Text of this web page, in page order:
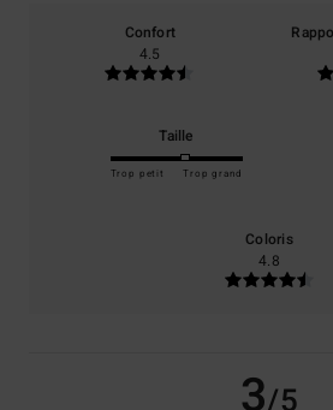
Confort
4.5
Taille
Trop petit Trop grand
Coloris
4.8
3